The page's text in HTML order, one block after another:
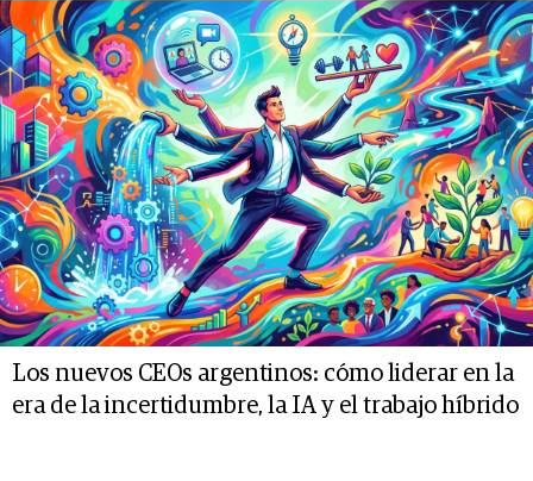
Los nuevos CEOs argentinos: cómo liderar en la
era de la incertidumbre, la IA y el trabajo híbrido